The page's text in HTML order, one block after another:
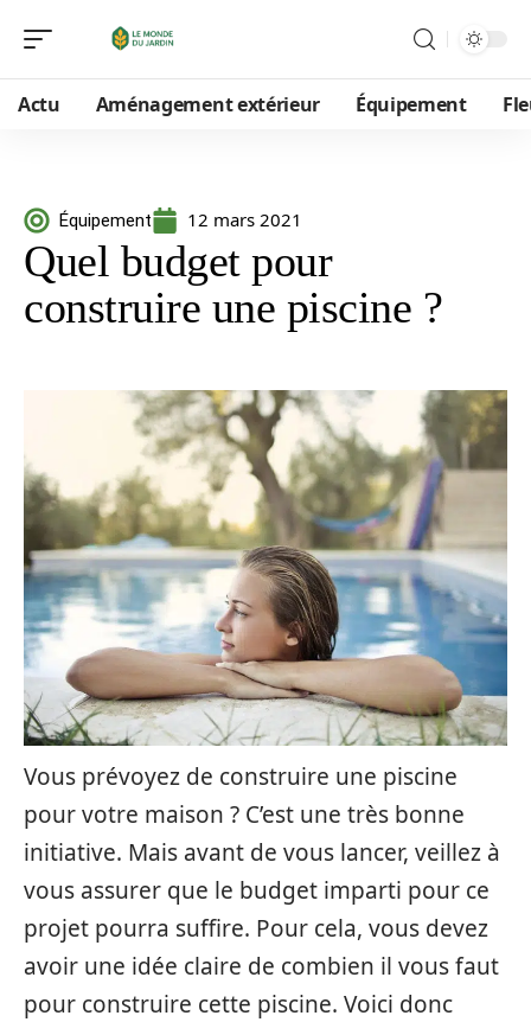
Actu Aménagement extérieur Équipement
Équipement 12 mars 2021
Quel budget pour
construire une piscine ?
Vous prévoyez de construire une piscine
pour votre maison ? C’est une très bonne
initiative. Mais avant de vous lancer, veillez à
vous assurer que le budget imparti pour ce
projet pourra suffire. Pour cela, vous devez
avoir une idée claire de combien il vous faut
pour construire cette piscine. Voici donc